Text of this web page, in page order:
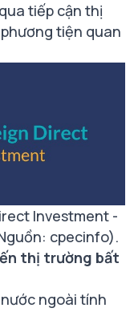
tiếp cận thị
tiện quan
Investment -
cpecinfo).
thị trường bất
ngoài tính